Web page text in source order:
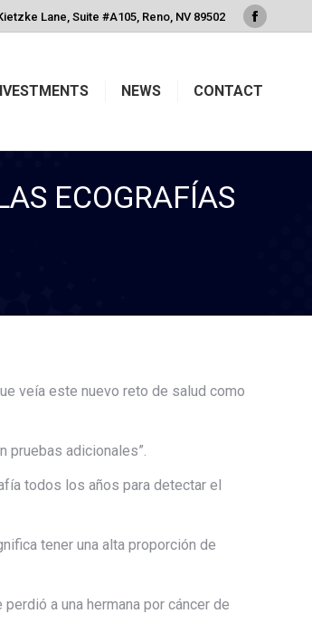
Lane, Suite #A105, Reno, NV 89502
in
NEWS CONTACT
ECOGRAFÍAS
veía este nuevo reto de salud como
pruebas adicionales”.
todos los años para detectar el
tener una alta proporción de
a una hermana por cáncer de